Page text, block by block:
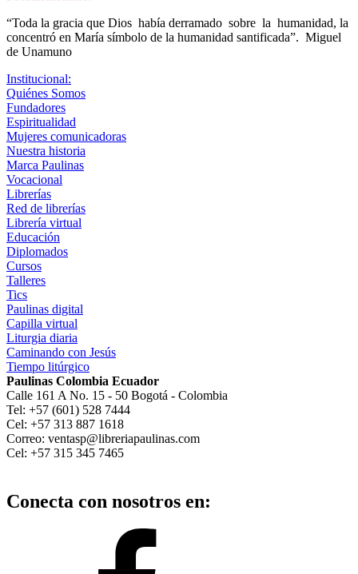
“Toda la gracia que Dios había derramado sobre la humanidad, la
concentró en María símbolo de la humanidad santificada”. Miguel
de Unamuno
Institucional:
Quiénes Somos
Fundadores
Espiritualidad
Mujeres comunicadoras
Nuestra historia
Marca Paulinas
Vocacional
Librerías
Red de librerías
Librería virtual
Educación
Diplomados
Cursos
Talleres
Tics
Paulinas digital
Capilla virtual
Liturgia diaria
Caminando con Jesús
Tiempo litúrgico
Paulinas Colombia Ecuador
Calle 161 A No. 15 - 50 Bogotá - Colombia
Tel: +57 (601) 528 7444
Cel: +57 313 887 1618
Correo: ventasp@libreriapaulinas.com
Cel: +57 315 345 7465
Conecta con nosotros en: